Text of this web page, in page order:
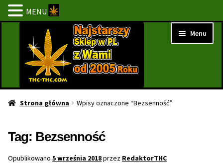
nawigacji
treści
Menu
Strona Główna
NOWOŚCI
Strona główna Wpisy oznaczone “Bezsenność”
Tag: Bezsenność
Opublikowano 5 września 2018przez RedaktorTHC
MENU